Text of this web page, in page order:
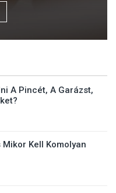
A Pincét, A Garázst,
Mikor Kell Komolyan